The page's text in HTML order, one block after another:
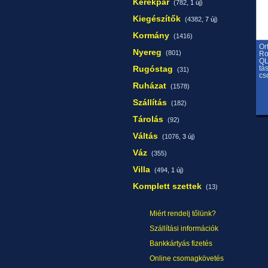
(782, 1 új)
Kiegészítők (4382, 7 új)
Kormány (1416)
Nyereg (801)
Rugóstag (31)
Ruházat (1578)
Szállítás (182)
Tárolás (92)
Váltás (1076, 3 új)
Váz (355)
Villa (494, 1 új)
Komplett szettek (13)
Miért rendelj tőlünk?
Szállítási információk
Bankkártyás fizetés
Online csomagkövetés